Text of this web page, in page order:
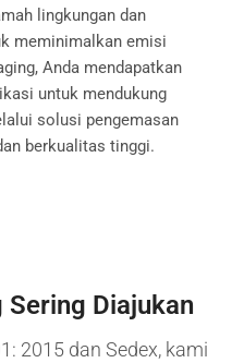
lingkungan dan
meminimalkan emisi
Anda mendapatkan
untuk mendukung
solusi pengemasan
berkualitas tinggi.
Sering Diajukan
2015 dan Sedex, kami